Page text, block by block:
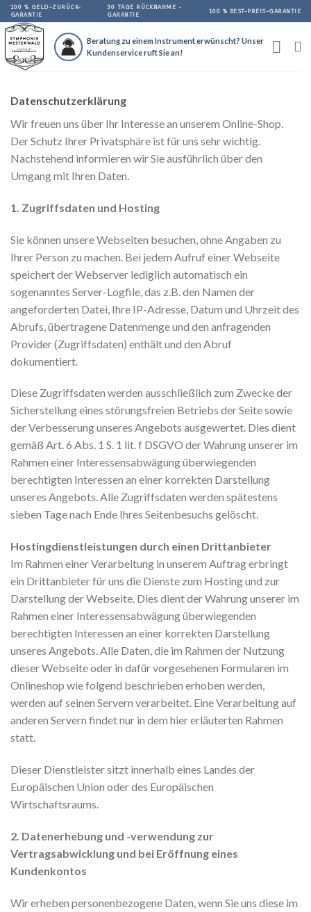
Skip
to
content
100 % GELD-ZURÜCK-
GARANTIE
30 TAGE RÜCKNAHME -
GARANTIE
100 % BEST-PREIS-GARANTIE
Beratung zu einem Instrument erwünscht? Unser
Kundenservice ruft Sie an!
Datenschutzerklärung
Wir freuen uns über Ihr Interesse an unserem Online-Shop.
Der Schutz Ihrer Privatsphäre ist für uns sehr wichtig.
Nachstehend informieren wir Sie ausführlich über den
Umgang mit Ihren Daten.
1. Zugriffsdaten und Hosting
Sie können unsere Webseiten besuchen, ohne Angaben zu
Ihrer Person zu machen. Bei jedem Aufruf einer Webseite
speichert der Webserver lediglich automatisch ein
sogenanntes Server-Logfile, das z.B. den Namen der
angeforderten Datei, Ihre IP-Adresse, Datum und Uhrzeit des
Abrufs, übertragene Datenmenge und den anfragenden
Provider (Zugriffsdaten) enthält und den Abruf
dokumentiert.
Diese Zugriffsdaten werden ausschließlich zum Zwecke der
Sicherstellung eines störungsfreien Betriebs der Seite sowie
der Verbesserung unseres Angebots ausgewertet. Dies dient
gemäß Art. 6 Abs. 1 S. 1 lit. f DSGVO der Wahrung unserer im
Rahmen einer Interessensabwägung überwiegenden
berechtigten Interessen an einer korrekten Darstellung
unseres Angebots. Alle Zugriffsdaten werden spätestens
sieben Tage nach Ende Ihres Seitenbesuchs gelöscht.
Hostingdienstleistungen durch einen Drittanbieter
Im Rahmen einer Verarbeitung in unserem Auftrag erbringt
ein Drittanbieter für uns die Dienste zum Hosting und zur
Darstellung der Webseite. Dies dient der Wahrung unserer im
Rahmen einer Interessensabwägung überwiegenden
berechtigten Interessen an einer korrekten Darstellung
unseres Angebots. Alle Daten, die im Rahmen der Nutzung
dieser Webseite oder in dafür vorgesehenen Formularen im
Onlineshop wie folgend beschrieben erhoben werden,
werden auf seinen Servern verarbeitet. Eine Verarbeitung auf
anderen Servern findet nur in dem hier erläuterten Rahmen
statt.
Dieser Dienstleister sitzt innerhalb eines Landes der
Europäischen Union oder des Europäischen
Wirtschaftsraums.
2. Datenerhebung und -verwendung zur
Vertragsabwicklung und bei Eröffnung eines
Kundenkontos
Wir erheben personenbezogene Daten, wenn Sie uns diese im